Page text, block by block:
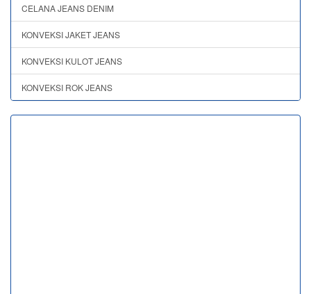
CELANA JEANS DENIM
KONVEKSI JAKET JEANS
KONVEKSI KULOT JEANS
KONVEKSI ROK JEANS